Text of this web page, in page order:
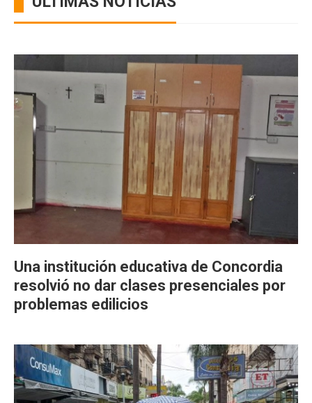
Una institución educativa de Concordia
resolvió no dar clases presenciales por
problemas edilicios